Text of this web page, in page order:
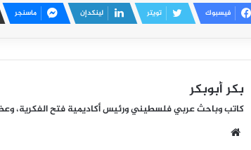
فيسبوك تويتر لينكدإن ماسنجر
بكر أبوبكر
كاتب وباحث عربي فلسطيني ورئيس أكاديمية فتح الفكرية،